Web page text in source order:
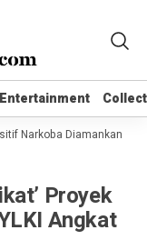
Entertainment
Entertainment
Narkoba Diamankan
Proyek
Angkat